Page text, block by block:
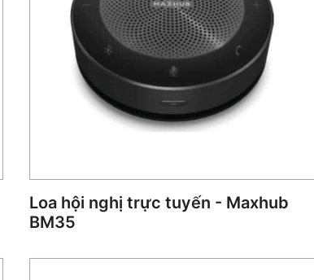
Loa hội nghị trực tuyến - Maxhub
BM35